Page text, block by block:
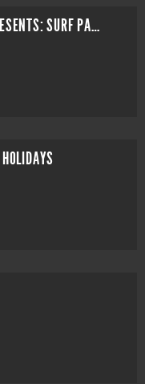
NATIONAL LAMPOON PRESENTS: SURF PARTY